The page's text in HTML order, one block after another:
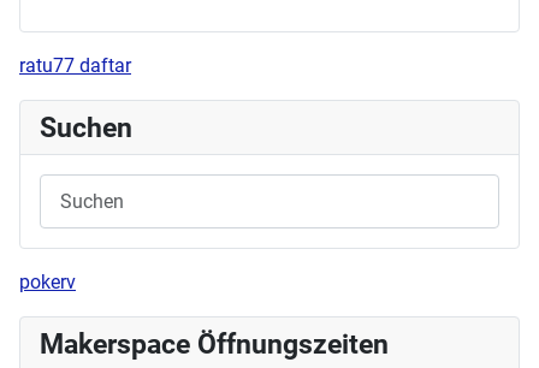
ratu77 daftar
Suchen
pokerv
Makerspace Öffnungszeiten